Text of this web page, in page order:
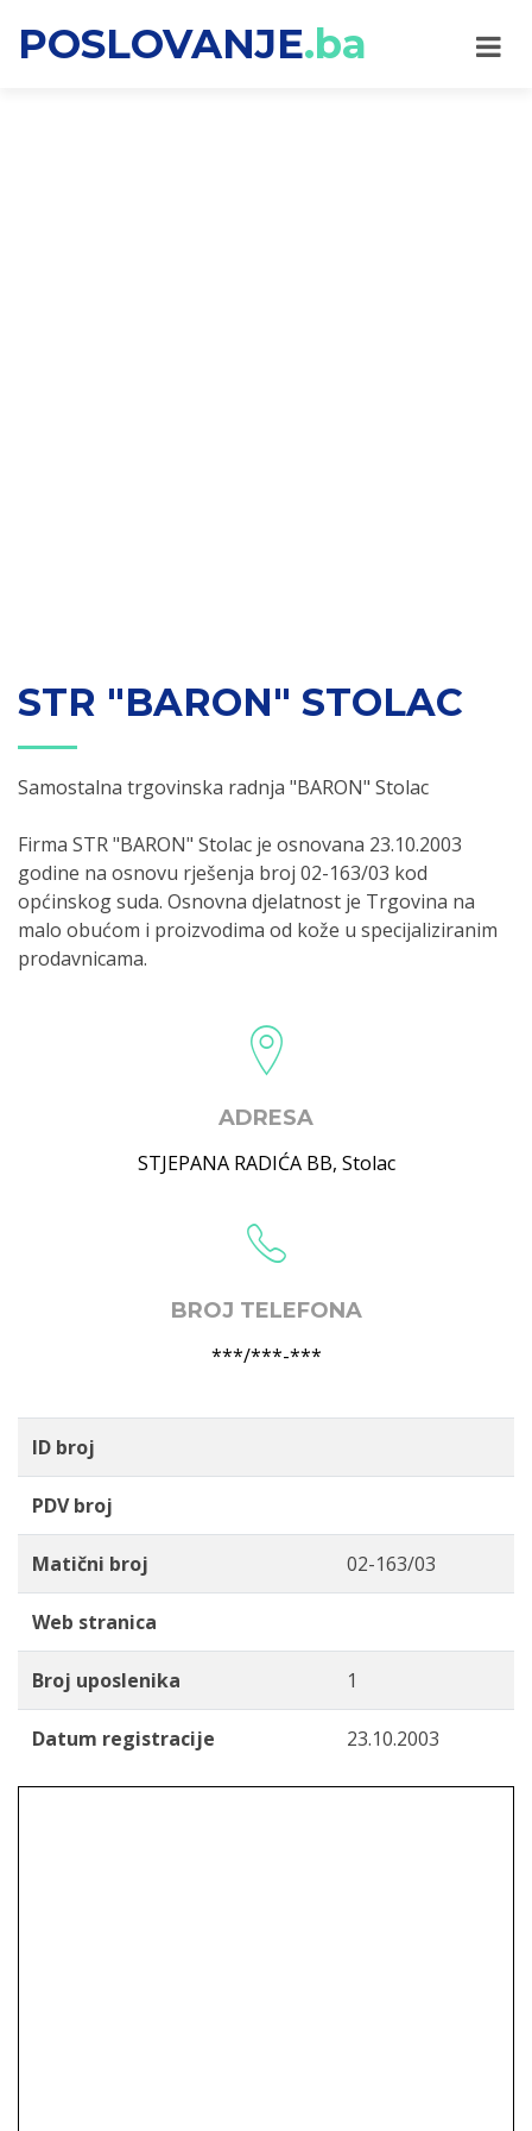
POSLOVANJE.ba
STR "BARON" STOLAC
Samostalna trgovinska radnja "BARON" Stolac
Firma STR "BARON" Stolac je osnovana 23.10.2003
godine na osnovu rješenja broj 02-163/03 kod
općinskog suda. Osnovna djelatnost je Trgovina na
malo obućom i proizvodima od kože u specijaliziranim
prodavnicama.
ADRESA
STJEPANA RADIĆA BB, Stolac
BROJ TELEFONA
***/***-***
ID broj
PDV broj
Matični broj 02-163/03
Web stranica
Broj uposlenika 1
Datum registracije 23.10.2003